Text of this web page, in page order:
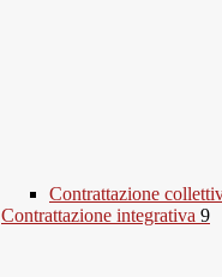
Contrattazione
Contrattazione integrativa 9